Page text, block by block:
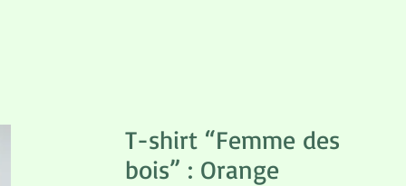
T-shirt “Femme des
bois” : Orange